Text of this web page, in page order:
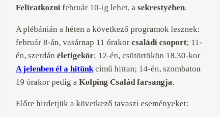
Feliratkozni február 10-ig lehet, a sekrestyében.
A plébánián a héten a következő programok lesznek:
február 8-án, vasárnap 11 órakor családi csoport; 11-
én, szerdán életigekör; 12-én, csütörtökön 18.30-kor
A jelenben él a hitünkcímű hittan; 14-én, szombaton
19 órakor pedig a Kolping Család farsangja.
Előre hirdetjük a következő tavaszi eseményeket: